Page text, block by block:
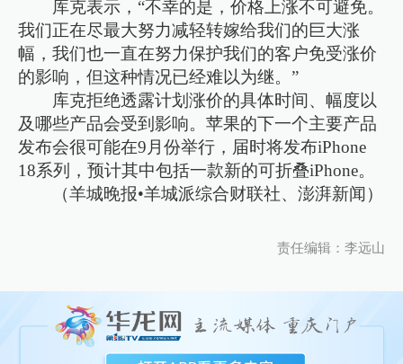
库克表示，“不幸的是，价格上涨不可避免。
我们正在尽最大努力减轻转嫁给我们的巨大涨
幅，我们也一直在努力保护我们的客户免受涨价
的影响，但这种情况已经难以为继。”
库克拒绝透露计划涨价的具体时间、幅度以
及哪些产品会受到影响。苹果的下一个主要产品
发布会很可能在9月份举行，届时将发布iPhone
18系列，预计其中包括一款新的可折叠iPhone。
（羊城晚报•羊城派综合财联社、澎湃新闻）
责任编辑：李远山